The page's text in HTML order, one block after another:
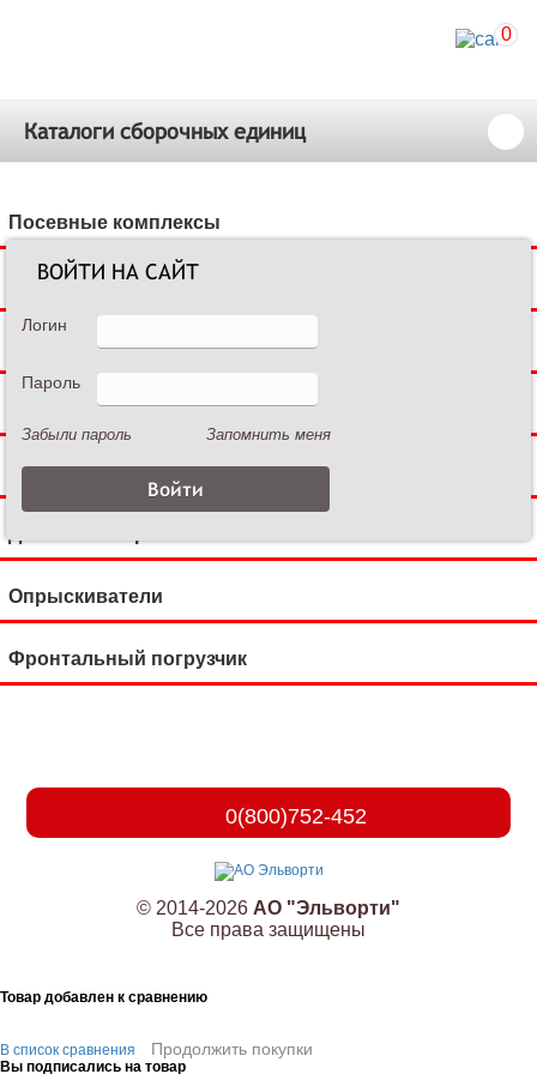
0
Каталоги сборочных единиц
Посевные комплексы
Сеялки зерновые
Сеялки пропашные
Культиваторы междурядные
Культиваторы сплошной обработки
Опрыскиватели
Фронтальный погрузчик
0(800)752-452
© 2014-2026 АО "Эльворти"
Все права защищены
Товар добавлен к сравнению
В список сравнения Продолжить покупки
Вы подписались на товар
ВОЙТИ НА САЙТ
Логин
Пароль
Забыли пароль Запомнить меня